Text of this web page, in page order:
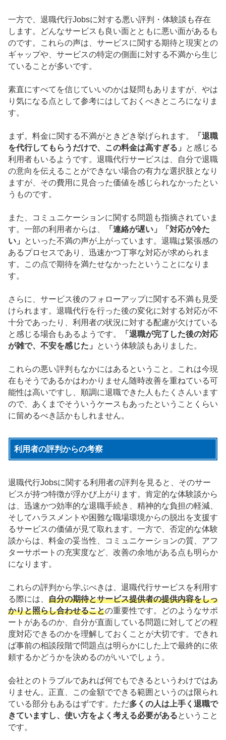
一方で、退職代行Jobsに対する悪い評判・体験談も存在
します。どんなサービスも良い面とともに悪い面があるも
のです。これらの声は、サービスに関する期待と現実との
ギャップや、サービスの特定の側面に対する不満から生じ
ていることが多いです。
素直にすべてを信じていいのかは疑問もありますが、やは
り気になる点として参考にはしておくべきところになりま
す。
まず。料金に関する不満がときどき挙げられます。
「退職
を代行してもらうだけで、この料金は高すぎる」
と感じる
利用者もいるようです。退職代行サービスは、自分で退職
の意向を伝えることができない場合の有力な選択肢となり
ますが、その費用に見合った価値を感じられなかったとい
うものです。
また、コミュニケーションに関する問題も指摘されていま
す。一部の利用者からは、
「連絡が遅い」「対応が冷た
い」
といった不満の声が上がっています。退職は緊張感の
あるプロセスであり、迅速かつ丁寧な対応が求められま
す。この点で期待を満たせなかったということになりま
す。
さらに、サービス後のフォローアップに関する不満も見受
けられます。退職代行を行った後の変化に対する対応が不
十分であったり、利用者の状況に対する配慮が欠けている
と感じる場合もあるようです。
「退職が完了した後の対応
が雑で、不安を感じた」
という体験談もありました。
これらの悪い評判もなかにはあるということ。これは今現
在もそうであるかはわかりません随時改善を重ねている可
能性は高いですし、順調に退職できた人もたくさんいます
ので、あくまでそういうケースもあったということくらい
に留めるべき話かもしれません。
利用者の評判からの考察
退職代行Jobsに関する利用者の評判を見ると、そのサー
ビスが持つ特徴が浮かび上がります。肯定的な体験談から
は、迅速かつ効率的な退職手続き、精神的な負担の軽減、
そしてハラスメントや困難な職場環境からの脱出を支援す
るサービスの価値が見て取れます。一方で、否定的な体験
談からは、料金の妥当性、コミュニケーションの質、アフ
ターサポートの充実度など、改善の余地がある点も明らか
になります。
これらの評判から学ぶべきは、退職代行サービスを利用す
る際には、 自分の期待とサービス提供者の提供内容をしっ
かりと照らし合わせることの重要性です。どのようなサポ
ートがあるのか、自分が直面している問題に対してどの程
度対応できるのかを理解しておくことが大切です。できれ
ば事前の相談段階で問題点は明らかにした上で最終的に依
頼するかどうかを決めるのがいいでしょう。
会社とのトラブルであれば何でもできるというわけではあ
りません。正直、この金額でできる範囲というのは限られ
ている部分もあるはずです。ただ多くの人は上手く退職で
きていますし、使い方をよく考える必要があるということ
です。